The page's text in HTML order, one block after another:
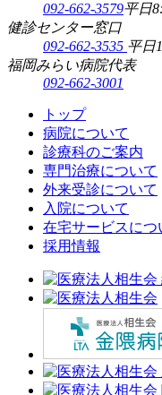
092-662-3579平日
健診センター窓口
092-662-3535 平日
福岡みらい病院代表
092-662-3001
トップ
病院について
診療科のご案内
専門治療について
外来受診について
入院について
在宅サービスにつ
採用情報